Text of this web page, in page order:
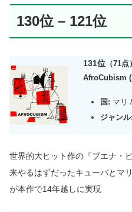
130位 – 121位
131位 （71点）
AfroCubism
国: マリ
ジャンル:
世界的大ヒット作の『ブエナ・
来やるはずだったキューバとマ
が本作で14年越しに実現